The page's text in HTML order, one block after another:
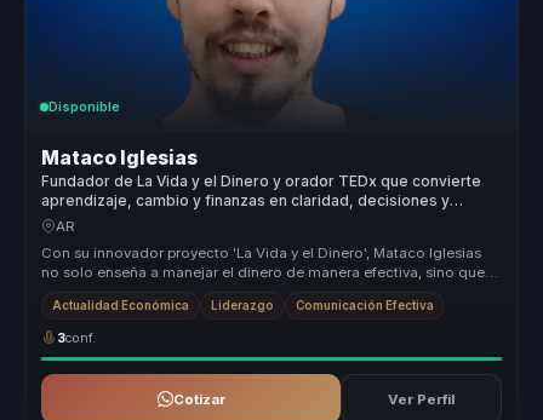
Disponible
Mataco Iglesias
Fundador de La Vida y el Dinero y orador TEDx que convierte
aprendizaje, cambio y finanzas en claridad, decisiones y
evolución para equipos.
AR
Con su innovador proyecto 'La Vida y el Dinero', Mataco Iglesias
no solo enseña a manejar el dinero de manera efectiva, sino que
también ...
Actualidad Económica Liderazgo Comunicación Efectiva
3conf.
Cotizar Ver Perfil